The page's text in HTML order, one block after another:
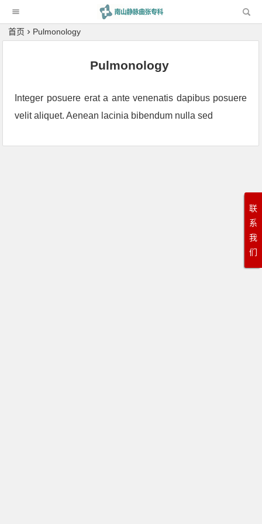
首页 Pulmonology
Pulmonology
Integer posuere erat a ante venenatis dapibus posuere
velit aliquet. Aenean lacinia bibendum nulla sed
联
系
我
们